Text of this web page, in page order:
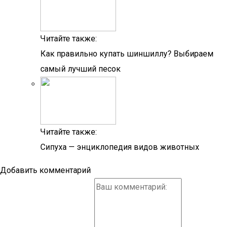
Читайте также:
Как правильно купать шиншиллу? Выбираем
самый лучший песок
Читайте также:
Сипуха — энциклопедия видов животных
Добавить комментарий